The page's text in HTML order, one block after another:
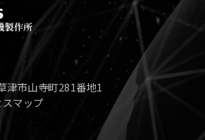
津市山寺町281番地1
スマップ